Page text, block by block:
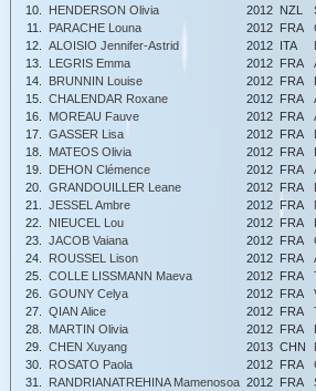
10.
HENDERSON Olivia 2012 NZL
11.
PARACHE Louna 2012 FRA
12.
ALOISIO Jennifer-Astrid 2012 ITA
13.
LEGRIS Emma 2012 FRA
14.
BRUNNIN Louise 2012 FRA
15.
CHALENDAR Roxane 2012 FRA
16.
MOREAU Fauve 2012 FRA
17.
GASSER Lisa 2012 FRA
18.
MATEOS Olivia 2012 FRA
19.
DEHON Clémence 2012 FRA
20.
GRANDOUILLER Leane 2012 FRA
21.
JESSEL Ambre 2012 FRA
22.
NIEUCEL Lou 2012 FRA
23.
JACOB Vaiana 2012 FRA
24.
ROUSSEL Lison 2012 FRA
25.
COLLE LISSMANN Maeva 2012 FRA
26.
GOUNY Celya 2012 FRA
27.
QIAN Alice 2012 FRA
28.
MARTIN Olivia 2012 FRA
29.
CHEN Xuyang 2013 CHN
30.
ROSATO Paola 2012 FRA
31.
RANDRIANATREHINA Mamenosoa 2012 FRA